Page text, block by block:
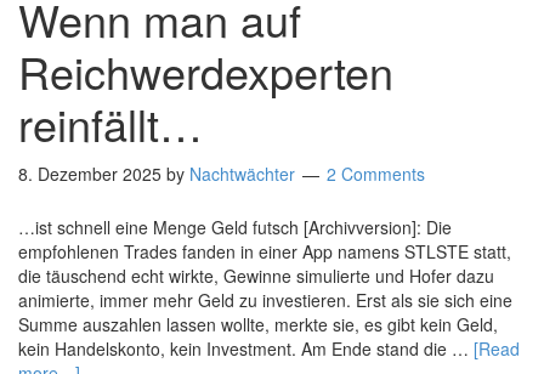
Wenn man auf
Reichwerdexperten
reinfällt…
8. Dezember 2025 by Nachtwächter 2 Comments
…ist schnell eine Menge Geld futsch [Archivversion]: Die
empfohlenen Trades fanden in einer App namens STLSTE statt,
die täuschend echt wirkte, Gewinne simulierte und Hofer dazu
animierte, immer mehr Geld zu investieren. Erst als sie sich eine
Summe auszahlen lassen wollte, merkte sie, es gibt kein Geld,
kein Handelskonto, kein Investment. Am Ende stand die … [Read